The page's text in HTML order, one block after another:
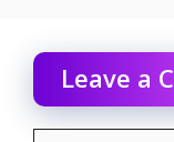
Leave a